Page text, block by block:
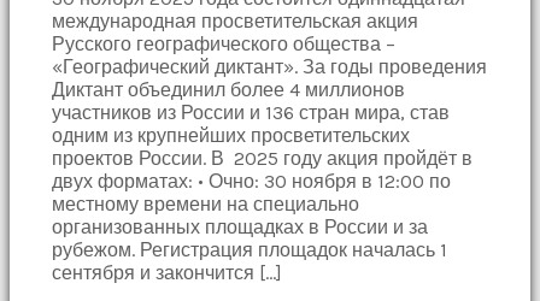
международная просветительская акция
Русского географического общества –
«Географический диктант». За годы проведения
Диктант объединил более 4 миллионов
участников из России и 136 стран мира, став
одним из крупнейших просветительских
проектов России. В 2025 году акция пройдёт в
двух форматах: • Очно: 30 ноября в 12:00 по
местному времени на специально
организованных площадках в России и за
рубежом. Регистрация площадок началась 1
сентября и закончится […]